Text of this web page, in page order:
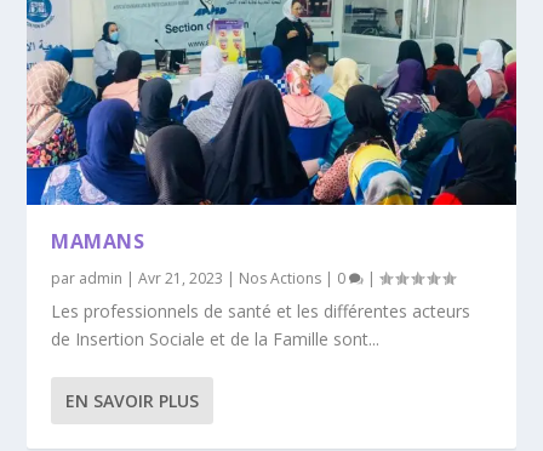
MAMANS
par admin |Avr 21, 2023 | Nos Actions | 0 |
Les professionnels de santé et les différentes acteurs
de Insertion Sociale et de la Famille sont...
EN SAVOIR PLUS